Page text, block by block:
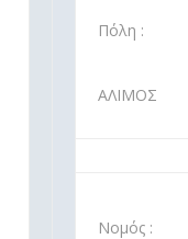
Πόλη :
ΑΛΙΜΟΣ
Νομός :